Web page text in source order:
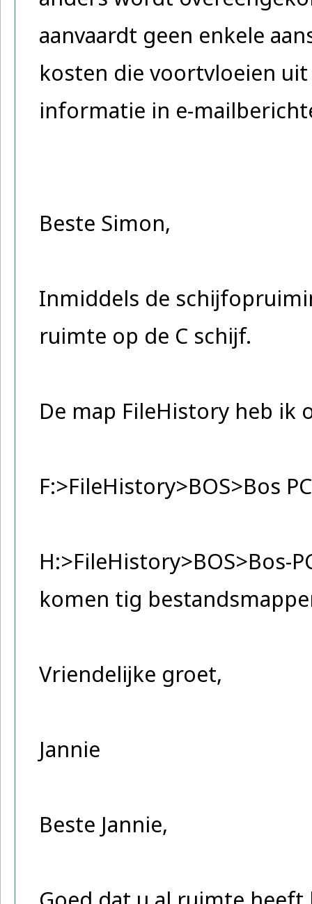
aanvaardt geen enkele
kosten die voortvloeien
informatie in e-
Beste Simon,
Inmiddels de
ruimte op de C schijf.
De map FileHistory heb ik
F:>FileHistory>BOS>Bos
H:>FileHistory>BOS>Bos-
komen tig
Vriendelijke groet,
Jannie
Beste Jannie,